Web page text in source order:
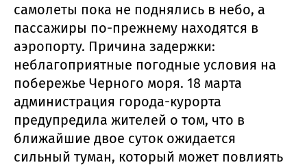
самолеты пока не поднялись в небо, а
пассажиры по-прежнему находятся в
аэропорту. Причина задержки:
неблагоприятные погодные условия на
побережье Черного моря. 18 марта
администрация города-курорта
предупредила жителей о том, что в
ближайшие двое суток ожидается
сильный туман, который может повлиять